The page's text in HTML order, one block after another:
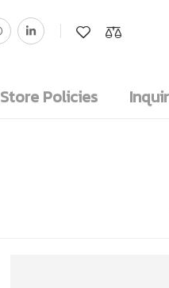
Store Policies